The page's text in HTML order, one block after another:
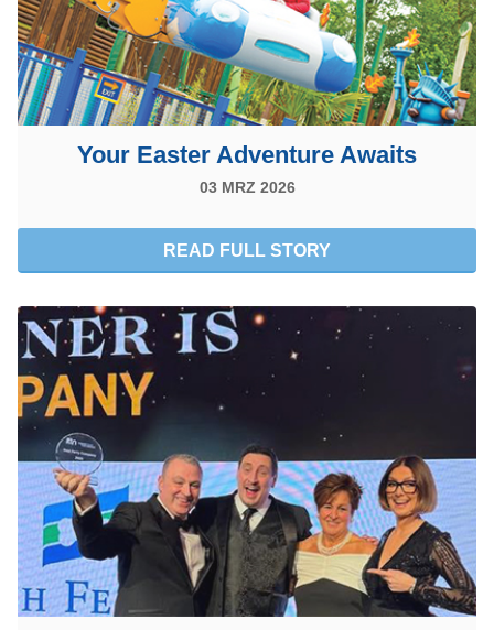
Your Easter Adventure Awaits
READ FULL STORY
03 MRZ 2026